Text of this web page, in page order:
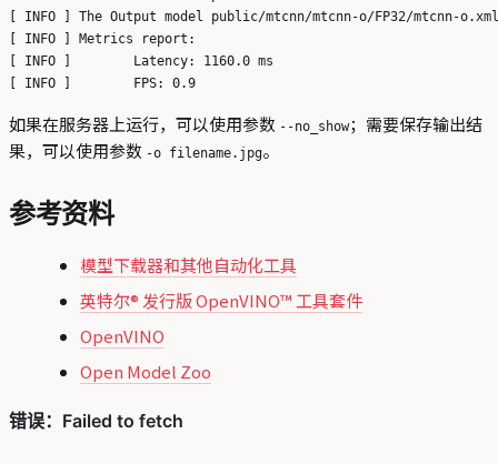
[ INFO ] The Output model public/mtcnn/mtcnn-o/FP32/mtcnn-
[ INFO ] Metrics report:
[ INFO ] 	Latency: 1160.0 ms
如果在服务器上运行，可以使用参数 --no_show；需要保存输出结
果，可以使用参数 -o filename.jpg。
参考资料
模型下载器和其他自动化工具
英特尔® 发行版 OpenVINO™ 工具套件
OpenVINO
Open Model Zoo